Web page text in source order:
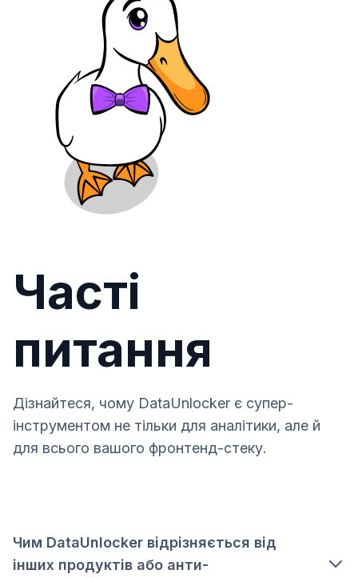
Часті
питання
Дізнайтеся, чому DataUnlocker є супер-
інструментом не тільки для аналітики, але й
для всього вашого фронтенд-стеку.
Чим DataUnlocker відрізняється від
інших продуктів або анти-